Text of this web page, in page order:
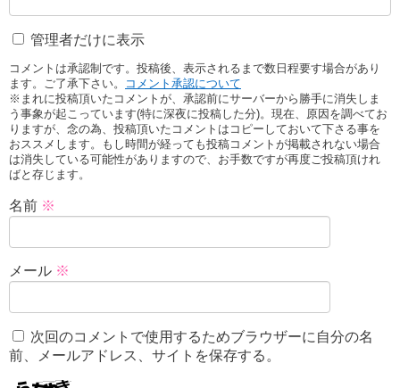
管理者だけに表示
コメントは承認制です。投稿後、表示されるまで数日程要す場合があり
ます。ご了承下さい。
コメント承認について
※まれに投稿頂いたコメントが、承認前にサーバーから勝手に消失しま
う事象が起こっています(特に深夜に投稿した分)。現在、原因を調べてお
りますが、念の為、投稿頂いたコメントはコピーしておいて下さる事を
おススメします。もし時間が経っても投稿コメントが掲載されない場合
は消失している可能性がありますので、お手数ですが再度ご投稿頂けれ
ばと存じます。
名前 ※
メール ※
次回のコメントで使用するためブラウザーに自分の名
前、メールアドレス、サイトを保存する。